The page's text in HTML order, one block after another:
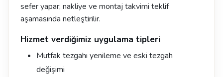
sefer yapar; nakliye ve montaj takvimi teklif
aşamasında netleştirilir.
Hizmet verdiğimiz uygulama tipleri
Mutfak tezgahı yenileme ve eski tezgah
değişimi